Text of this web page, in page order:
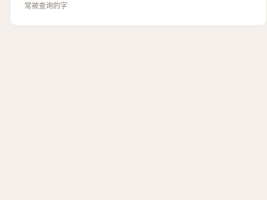
常被查询的字